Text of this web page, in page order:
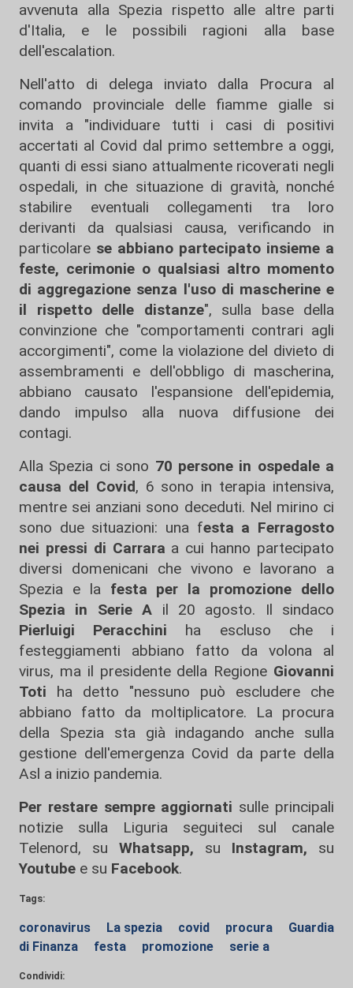
avvenuta alla Spezia rispetto alle altre parti
d'Italia, e le possibili ragioni alla base
dell'escalation.
Nell'atto di delega inviato dalla Procura al
comando provinciale delle fiamme gialle si
invita a "individuare tutti i casi di positivi
accertati al Covid dal primo settembre a oggi,
quanti di essi siano attualmente ricoverati negli
ospedali, in che situazione di gravità, nonché
stabilire eventuali collegamenti tra loro
derivanti da qualsiasi causa, verificando in
particolare se abbiano partecipato insieme a
feste, cerimonie o qualsiasi altro momento
di aggregazione senza l'uso di mascherine e
il rispetto delle distanze", sulla base della
convinzione che "comportamenti contrari agli
accorgimenti", come la violazione del divieto di
assembramenti e dell'obbligo di mascherina,
abbiano causato l'espansione dell'epidemia,
dando impulso alla nuova diffusione dei
contagi.
Alla Spezia ci sono 70 persone in ospedale a
causa del Covid, 6 sono in terapia intensiva,
mentre sei anziani sono deceduti. Nel mirino ci
sono due situazioni: una festa a Ferragosto
nei pressi di Carrara a cui hanno partecipato
diversi domenicani che vivono e lavorano a
Spezia e la festa per la promozione dello
Spezia in Serie A il 20 agosto. Il sindaco
Pierluigi Peracchini ha escluso che i
festeggiamenti abbiano fatto da volona al
virus, ma il presidente della Regione Giovanni
Toti ha detto "nessuno può escludere che
abbiano fatto da moltiplicatore. La procura
della Spezia sta già indagando anche sulla
gestione dell'emergenza Covid da parte della
Asl a inizio pandemia.
Per restare sempre aggiornati sulle principali
notizie sulla Liguria seguiteci sul canale
Telenord, su
Whatsapp, su Instagram, su
Youtube e su Facebook.
Tags:
coronavirus La spezia covid procura
Guardia
di Finanza
festa promozione serie a
Condividi: